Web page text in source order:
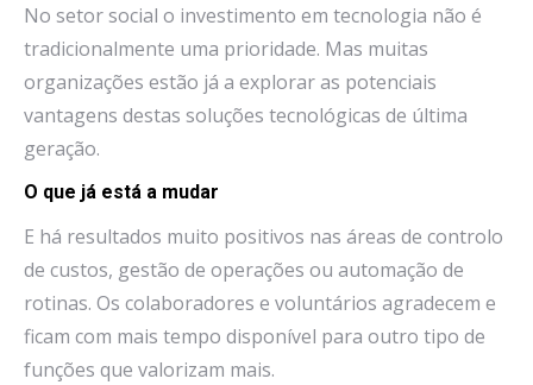
No setor social o investimento em tecnologia não é
tradicionalmente uma prioridade. Mas muitas
organizações estão já a explorar as potenciais
vantagens destas soluções tecnológicas de última
geração.
O que já está a mudar
E há resultados muito positivos nas áreas de controlo
de custos, gestão de operações ou automação de
rotinas. Os colaboradores e voluntários agradecem e
ficam com mais tempo disponível para outro tipo de
funções que valorizam mais.